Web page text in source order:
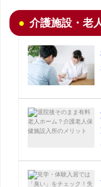
介護施設・老